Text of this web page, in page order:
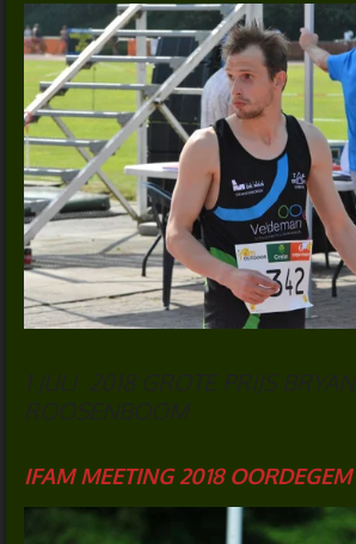
1 JULI 2018 GROTE PRIJS BRYAN
ROOSENBOOM
IFAM MEETING 2018 OORDEGEM